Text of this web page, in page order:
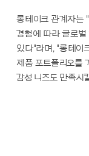
롱테이크 관계자는
경험에 따라 글로벌
있다"라며, "롱테이
제품 포트폴리오를
감성 니즈도 만족시